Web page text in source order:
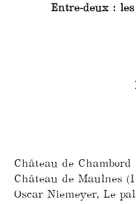
Entre-deux :
Château de Chambord
Château de Maulnes
Oscar Niemeyer, Le